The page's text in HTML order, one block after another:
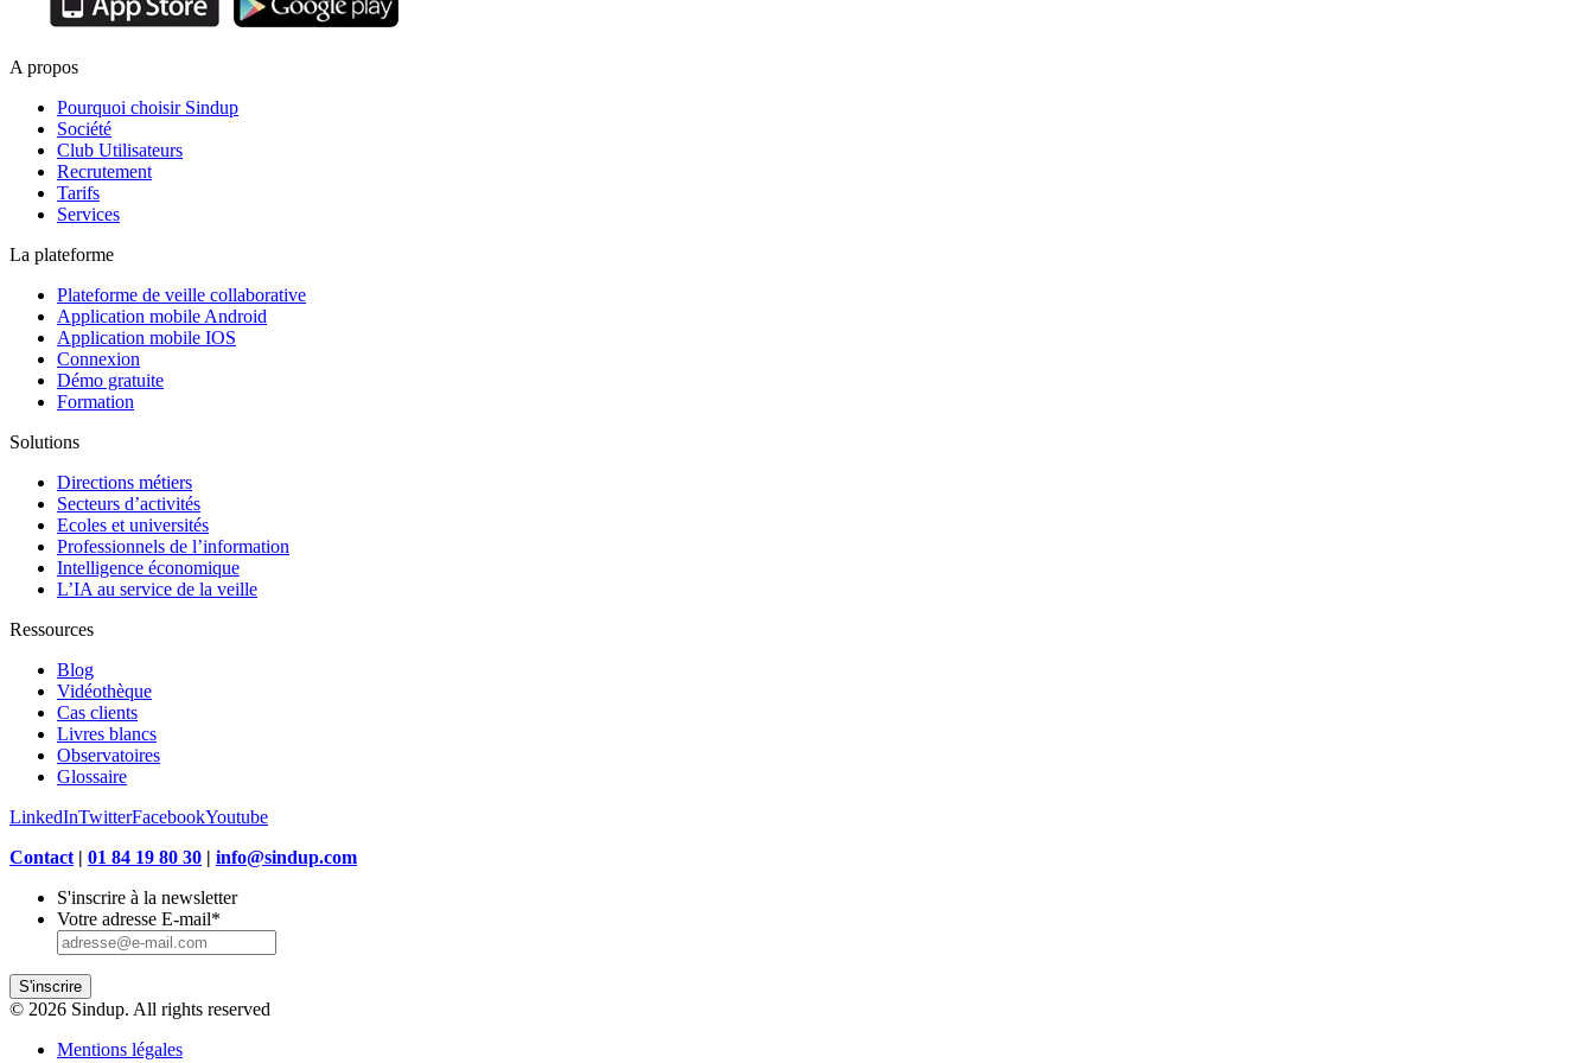
A propos
Pourquoi choisir Sindup
Société
Club Utilisateurs
Recrutement
Tarifs
Services
La plateforme
Plateforme de veille collaborative
Application mobile Android
Application mobile IOS
Connexion
Démo gratuite
Formation
Solutions
Directions métiers
Secteurs d’activités
Ecoles et universités
Professionnels de l’information
Intelligence économique
L’IA au service de la veille
Ressources
Blog
Vidéothèque
Cas clients
Livres blancs
Observatoires
Glossaire
LinkedInTwitterFacebookYoutube
Contact | 01 84 19 80 30 | info@sindup.com
S'inscrire à la newsletter
Votre adresse E-mail*
S'inscrire
© 2026 Sindup. All rights reserved
Mentions légales